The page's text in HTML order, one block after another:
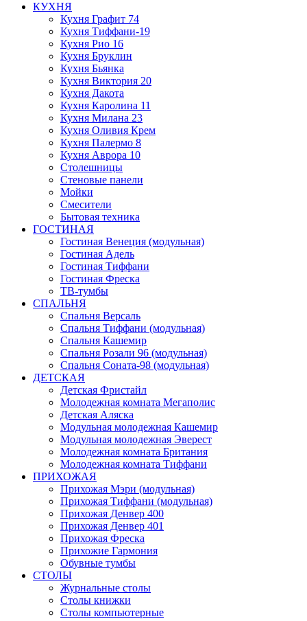
КУХНЯ
Кухня Графит 74
Кухня Тиффани-19
Кухня Рио 16
Кухня Бруклин
Кухня Бьянка
Кухня Виктория 20
Кухня Дакота
Кухня Каролина 11
Кухня Милана 23
Кухня Оливия Крем
Кухня Палермо 8
Кухня Аврора 10
Столешницы
Стеновые панели
Мойки
Смесители
Бытовая техника
ГОСТИНАЯ
Гостиная Венеция (модульная)
Гостиная Адель
Гостиная Тиффани
Гостиная Фреска
ТВ-тумбы
СПАЛЬНЯ
Спальня Версаль
Спальня Тиффани (модульная)
Спальня Кашемир
Спальня Розали 96 (модульная)
Спальня Соната-98 (модульная)
ДЕТСКАЯ
Детская Фристайл
Молодежная комната Мегаполис
Детская Аляска
Модульная молодежная Кашемир
Модульная молодежная Эверест
Молодежная комната Британия
Молодежная комната Тиффани
ПРИХОЖАЯ
Прихожая Мэри (модульная)
Прихожая Тиффани (модульная)
Прихожая Денвер 400
Прихожая Денвер 401
Прихожая Фреска
Прихожие Гармония
Обувные тумбы
СТОЛЫ
Журнальные столы
Столы книжки
Столы компьютерные